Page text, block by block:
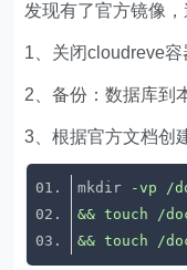
发现有了官方镜像
1、关闭cloudreve容
2、备份：数据库到
3、根据官方文档创
mkdir
&& touch /